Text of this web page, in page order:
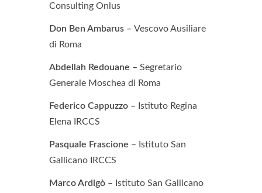
Consulting Onlus
Don Ben Ambarus – Vescovo Ausiliare
di Roma
Abdellah Redouane – Segretario
Generale Moschea di Roma
Federico Cappuzzo – Istituto Regina
Elena IRCCS
Pasquale Frascione – Istituto San
Gallicano IRCCS
Marco Ardigò – Istituto San Gallicano